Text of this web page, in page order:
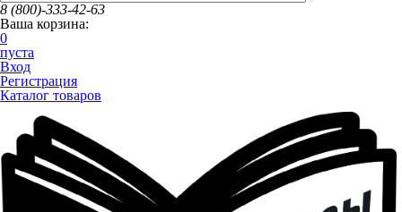
8 (800)-333-42-63
Ваша корзина:
0
пуста
Вход
Регистрация
Каталог товаров